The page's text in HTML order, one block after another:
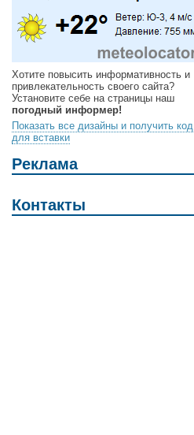
Хотите повысить информативность и
привлекательность своего сайта?
Установите себе на страницы наш
погодный информер!
Показать все дизайны и получить код
для вставки
Реклама
Контакты